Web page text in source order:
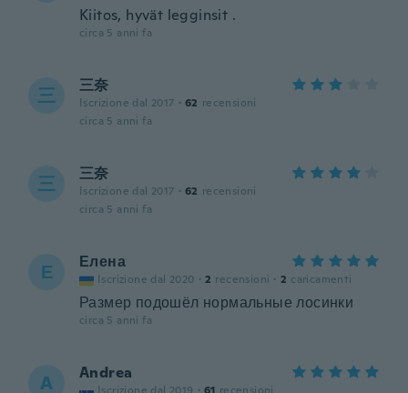
Kiitos, hyvät legginsit .
circa 5 anni fa
三 三奈
Iscrizione dal 2017 · 62 recensioni
circa 5 anni fa
三 三奈
Iscrizione dal 2017 · 62 recensioni
circa 5 anni fa
Е Елена
Iscrizione dal 2020 · 2 recensioni · 2 caricamenti
Размер подошёл нормальные лосинки
circa 5 anni fa
A Andrea